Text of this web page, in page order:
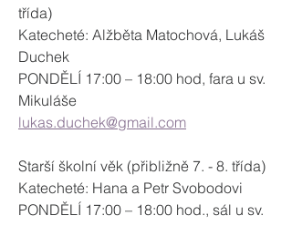
třída)
Katecheté: Alžběta Matochová, Lukáš
Duchek
PONDĚLÍ 17:00 – 18:00 hod, fara u sv.
lukas.duchek@gmail.com
Starší školní věk (přibližně 7. - 8. třída)
Katecheté: Hana a Petr Svobodovi
PONDĚLÍ 17:00 – 18:00 hod., sál u sv.